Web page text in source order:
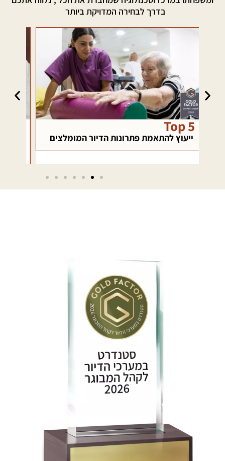
בדרך לבחירה המדויקת ביותר
מהבחירה ועד ההסתגלות